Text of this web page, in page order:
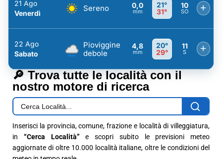
21 Ago
Venerdì
Sereno 0,0
mm
21°
31°
10
SO +
22 Ago
Sabato
Pioviggine
debole
4,8
mm
20°
29°
11
S +
🔎 Trova tutte le località con il
nostro motore di ricerca
Inserisci la provincia, comune, frazione e località di villeggiatura,
in “Cerca Località” e scopri subito le previsioni meteo
aggiornate di oltre 10.000 località italiane, oltre le condizioni del